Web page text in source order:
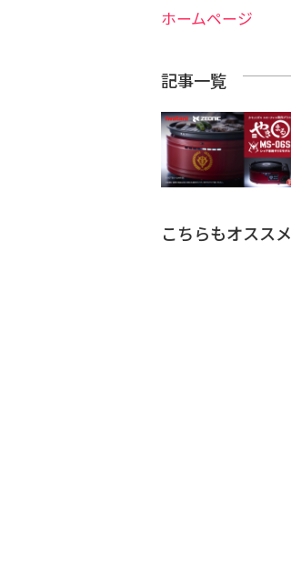
ホームページ
記事一覧
こちらもオススメ